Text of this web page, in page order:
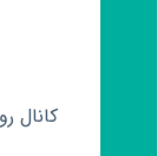
کانال